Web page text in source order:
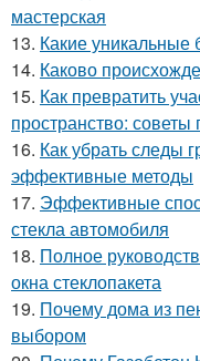
мастерская
13. Какие уникальные
14. Каково
15. Как превратить
пространство: советы
16. Как убрать следы
эффективные методы
17. Эффективные
стекла автомобиля
18. Полное
окна стеклопакета
19. Почему дома из
выбором